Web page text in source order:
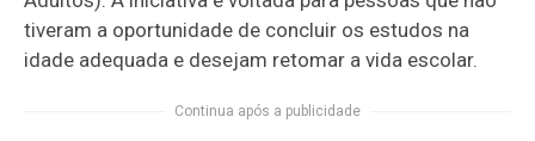
tiveram a oportunidade de concluir os estudos na
idade adequada e desejam retomar a vida escolar.
Continua após a publicidade